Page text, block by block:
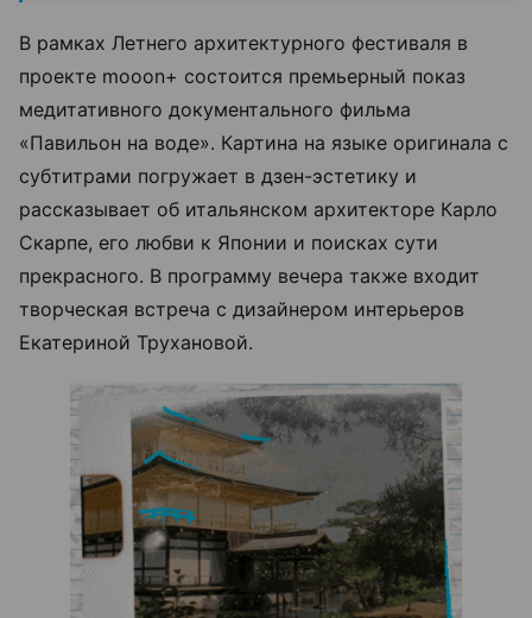
В рамках Летнего архитектурного фестиваля в
проекте mooon+ состоится премьерный показ
медитативного документального фильма
«Павильон на воде». Картина на языке оригинала с
субтитрами погружает в дзен-эстетику и
рассказывает об итальянском архитекторе Карло
Скарпе, его любви к Японии и поисках сути
прекрасного. В программу вечера также входит
творческая встреча с дизайнером интерьеров
Екатериной Трухановой.